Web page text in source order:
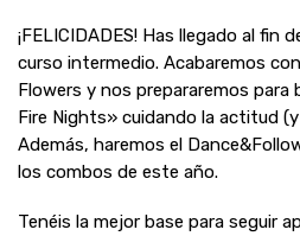
¡FELICIDADES! Has llegado al fin
curso intermedio. Acabaremos
Flowers y nos prepararemos para
Fire Nights» cuidando la actitud
Además, haremos el
los combos de este año.
Tenéis la mejor base para seguir